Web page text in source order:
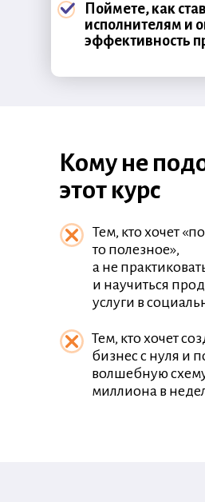
Поймете, как
исполнителям и
эффективность
Тем, кто хочет
то полезное»,
а не
и научиться
услуги в
Тем, кто хочет
бизнес с нуля и
волшебную
миллиона в
Кому не
этот курс